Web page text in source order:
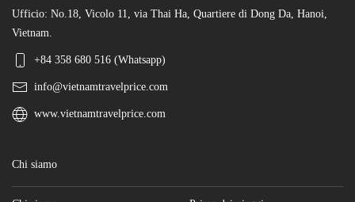
Ufficio: No.18, Vicolo 11, via Thai Ha, Quartiere di Dong Da, Hanoi,
Vietnam.
+84 358 680 516 (Whatsapp)
info@vietnamtravelprice.com
www.vietnamtravelprice.com
Chi siamo